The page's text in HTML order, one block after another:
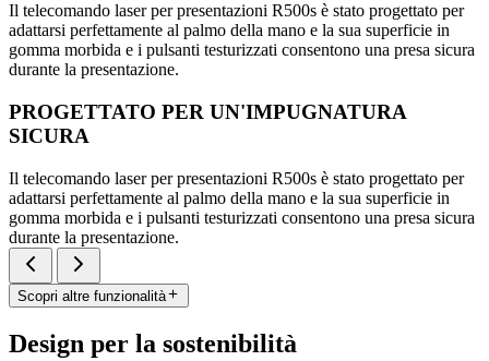
Il telecomando laser per presentazioni R500s è stato progettato per
adattarsi perfettamente al palmo della mano e la sua superficie in
gomma morbida e i pulsanti testurizzati consentono una presa sicura
durante la presentazione.
PROGETTATO PER UN'IMPUGNATURA
SICURA
Il telecomando laser per presentazioni R500s è stato progettato per
adattarsi perfettamente al palmo della mano e la sua superficie in
gomma morbida e i pulsanti testurizzati consentono una presa sicura
durante la presentazione.
Scopri altre funzionalità
Design per la sostenibilità